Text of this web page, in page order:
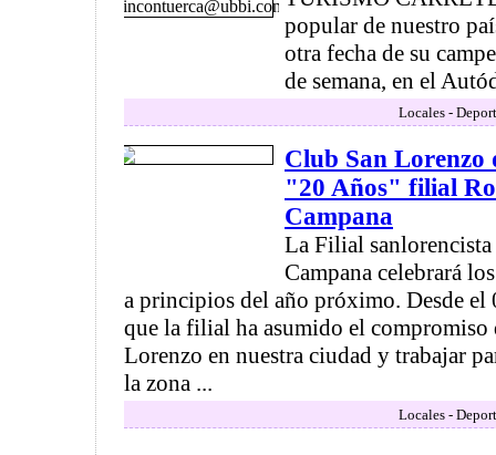
popular de nuestro
otra fecha de su
de semana, en el
Locales -
Club San Lorenzo
"20 Años" filial
Campana
La Filial
Campana celebrará
a principios del año próximo. Desde el
que la filial ha asumido el compromiso
Lorenzo en nuestra ciudad y trabajar
la zona ...
Locales -